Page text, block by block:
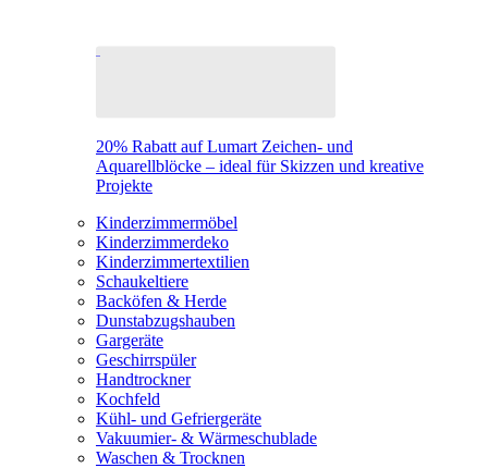
20% Rabatt auf Lumart Zeichen- und
Aquarellblöcke – ideal für Skizzen und kreative
Projekte
Kinderzimmermöbel
Kinderzimmerdeko
Kinderzimmertextilien
Schaukeltiere
Backöfen & Herde
Dunstabzugshauben
Gargeräte
Geschirrspüler
Handtrockner
Kochfeld
Kühl- und Gefriergeräte
Vakuumier- & Wärmeschublade
Waschen & Trocknen